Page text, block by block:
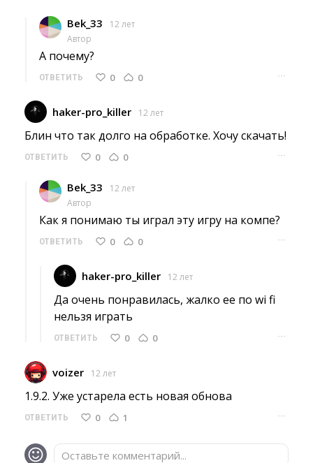
Bek_33
12 лет
Автор
А почему?
ОТВЕТИТЬ 0 0 ···
haker-pro_killer 12 лет
Блин что так долго на обработке. Хочу скачать!
ОТВЕТИТЬ 0 0 ···
Bek_33
12 лет
Автор
Как я понимаю ты играл эту игру на компе?
ОТВЕТИТЬ 0 0 ···
haker-pro_killer 12 лет
Да очень понравилась, жалко ее по wi fi
нельзя играть
ОТВЕТИТЬ 0 0 ···
voizer 12 лет
1.9.2. Уже устарела есть новая обнова
ОТВЕТИТЬ 0 1 ···
Оставьте комментарий...